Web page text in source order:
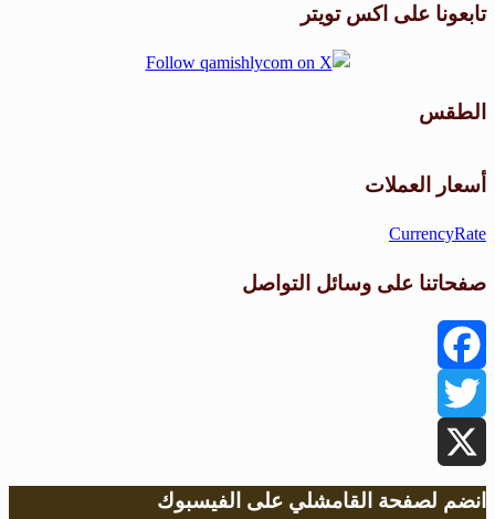
تابعونا على اكس تويتر
الطقس
أسعار العملات
CurrencyRate
صفحاتنا على وسائل التواصل
Facebook
Twitter
X
انضم لصفحة القامشلي على الفيسبوك